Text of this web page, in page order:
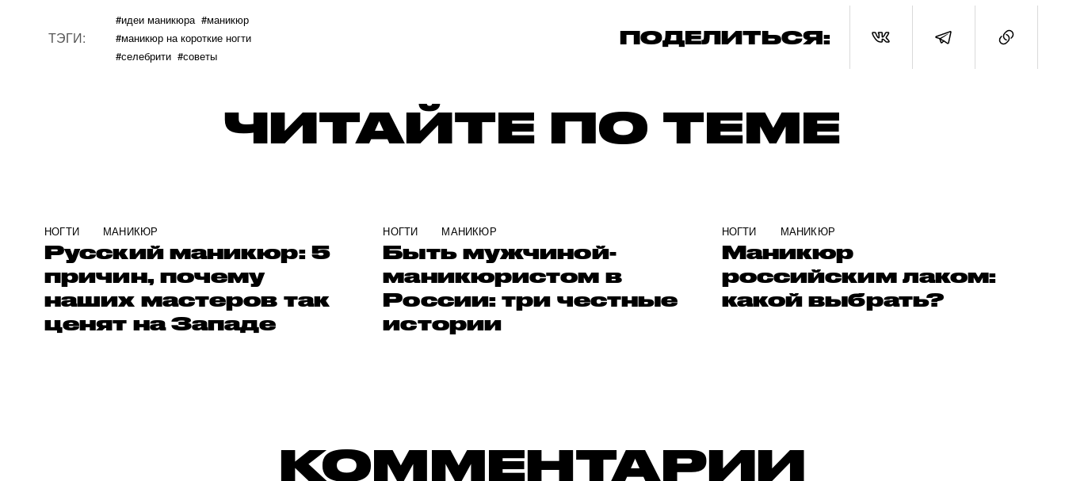
ТЭГИ:
#идеи маникюра #маникюр
#маникюр на короткие ногти
#селебрити #советы
ПОДЕЛИТЬСЯ:
ЧИТАЙТЕ ПО ТЕМЕ
НОГТИ МАНИКЮР
Русский маникюр: 5
причин, почему
наших мастеров так
ценят на Западе
НОГТИ МАНИКЮР
Быть мужчиной-
маникюристом в
России: три честные
истории
НОГТИ МАНИКЮР
Маникюр
российским лаком:
какой выбрать?
КОММЕНТАРИИ